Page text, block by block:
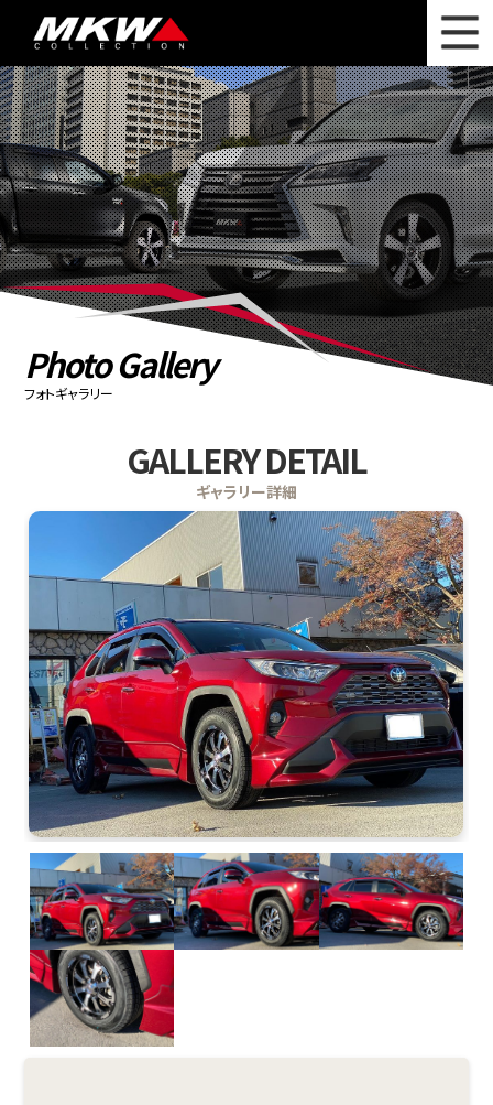
WHAT'S NEW ニュース
WHEEL LINEUP ホイールラインナップ
OTHER PRODUCT 関連製品
PHOTO GALLERY フォトギャラリー
カタログ請求
PRIVACY POLICY 個人情報保護方針
Photo Gallery
フォトギャラリー
GALLERY DETAIL
ギャラリー詳細